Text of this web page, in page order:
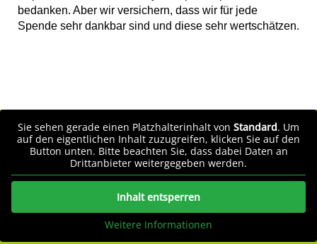
bedanken. Aber wir versichern, dass wir für jede
Spende sehr dankbar sind und diese sehr wertschätzen.
Sie sehen gerade einen Platzhalterinhalt von Standard. Um
auf den eigentlichen Inhalt zuzugreifen, klicken Sie auf den
Button unten. Bitte beachten Sie, dass dabei Daten an
Drittanbieter weitergegeben werden.
Inhalt entsperren
Weitere Informationen